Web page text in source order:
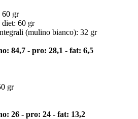
60 gr
diet: 60 gr
(mulino bianco): 32 gr
84,7 - pro: 28,1 - fat: 6,5
gr
26 - pro: 24 - fat: 13,2